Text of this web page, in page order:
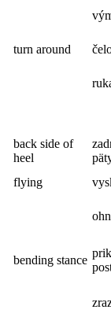
turn around
back side of
heel
flying
bending stance